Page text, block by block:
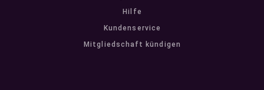
Hilfe
Kundenservice
Mitgliedschaft kündigen